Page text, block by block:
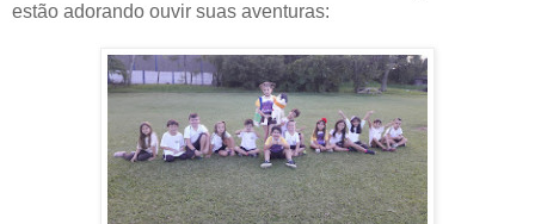
estão adorando ouvir suas aventuras: